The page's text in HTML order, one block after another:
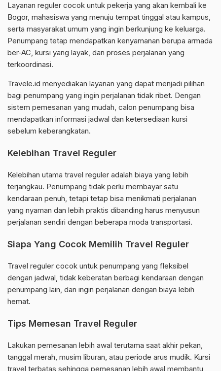
Layanan reguler cocok untuk pekerja yang akan kembali ke
Bogor, mahasiswa yang menuju tempat tinggal atau kampus,
serta masyarakat umum yang ingin berkunjung ke keluarga.
Penumpang tetap mendapatkan kenyamanan berupa armada
ber-AC, kursi yang layak, dan proses perjalanan yang
terkoordinasi.
Travele.id menyediakan layanan yang dapat menjadi pilihan
bagi penumpang yang ingin perjalanan tidak ribet. Dengan
sistem pemesanan yang mudah, calon penumpang bisa
mendapatkan informasi jadwal dan ketersediaan kursi
sebelum keberangkatan.
Kelebihan Travel Reguler
Kelebihan utama travel reguler adalah biaya yang lebih
terjangkau. Penumpang tidak perlu membayar satu
kendaraan penuh, tetapi tetap bisa menikmati perjalanan
yang nyaman dan lebih praktis dibanding harus menyusun
perjalanan sendiri dengan beberapa moda transportasi.
Siapa Yang Cocok Memilih Travel Reguler
Travel reguler cocok untuk penumpang yang fleksibel
dengan jadwal, tidak keberatan berbagi kendaraan dengan
penumpang lain, dan ingin perjalanan dengan biaya lebih
hemat.
Tips Memesan Travel Reguler
Lakukan pemesanan lebih awal terutama saat akhir pekan,
tanggal merah, musim liburan, atau periode arus mudik. Kursi
travel terbatas sehingga pemesanan lebih awal membantu